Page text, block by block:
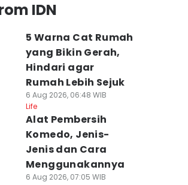
IDN
5 Warna Cat Rumah
yang Bikin Gerah,
Hindari agar
Rumah Lebih Sejuk
6 Aug 2026, 06:48 WIB
Life
Alat Pembersih
Komedo, Jenis-
Jenis dan Cara
Menggunakannya
6 Aug 2026, 07:05 WIB